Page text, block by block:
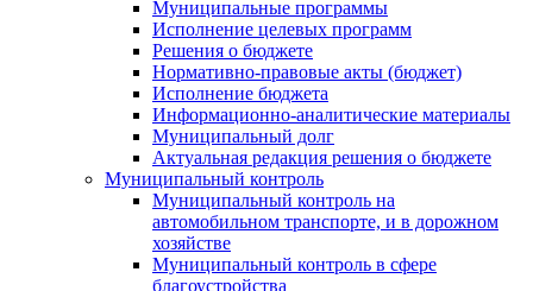
Муниципальные программы
Исполнение целевых программ
Решения о бюджете
Нормативно-правовые акты (бюджет)
Исполнение бюджета
Информационно-аналитические материалы
Муниципальный долг
Актуальная редакция решения о бюджете
Муниципальный контроль
Муниципальный контроль на
автомобильном транспорте, и в дорожном
хозяйстве
Муниципальный контроль в сфере
благоустройства